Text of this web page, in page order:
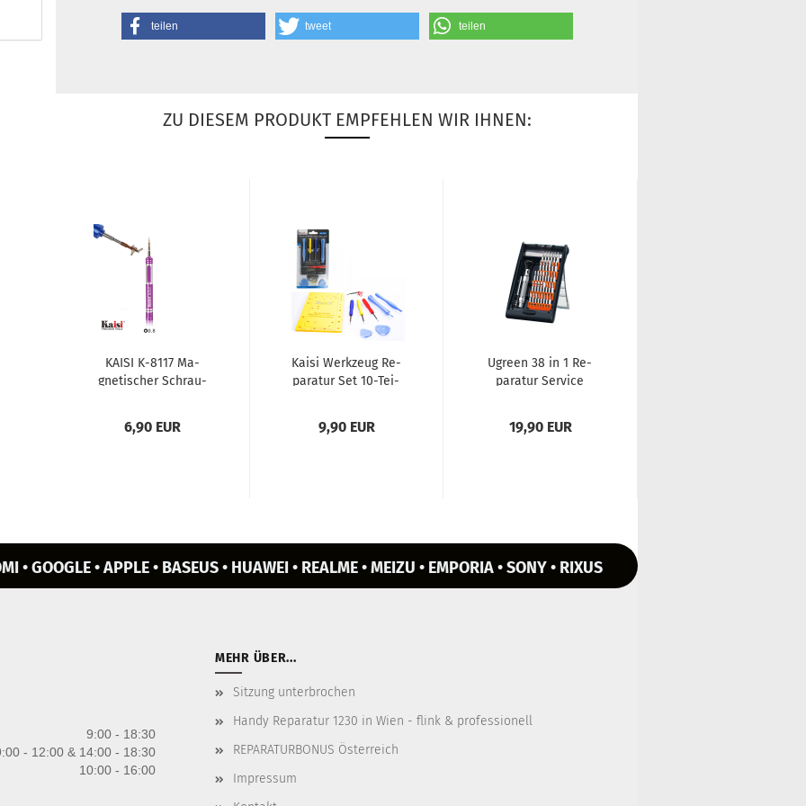
teilen tweet teilen
ZU DIESEM PRODUKT EMPFEHLEN WIR IHNEN:
KAISI K-​8117 Ma­
gne­ti­scher Schrau­
6,90 EUR
Kaisi Werk­zeug Re­
pa­ra­tur Set 10-​Tei­
sung,...
9,90 EUR
Ugreen 38 in 1 Re­
pa­ra­tur Ser­vice
19,90 EUR
• GOOGLE • APPLE • BASEUS • HUAWEI • REALME • MEIZU • EMPORIA • SONY • RIXUS
9:00 - 18:30
- 12:00 & 14:00 - 18:30
10:00 - 16:00
MEHR ÜBER...
Sitzung unterbrochen
Handy Reparatur 1230 in Wien - flink & professionell
REPARATURBONUS Österreich
Impressum